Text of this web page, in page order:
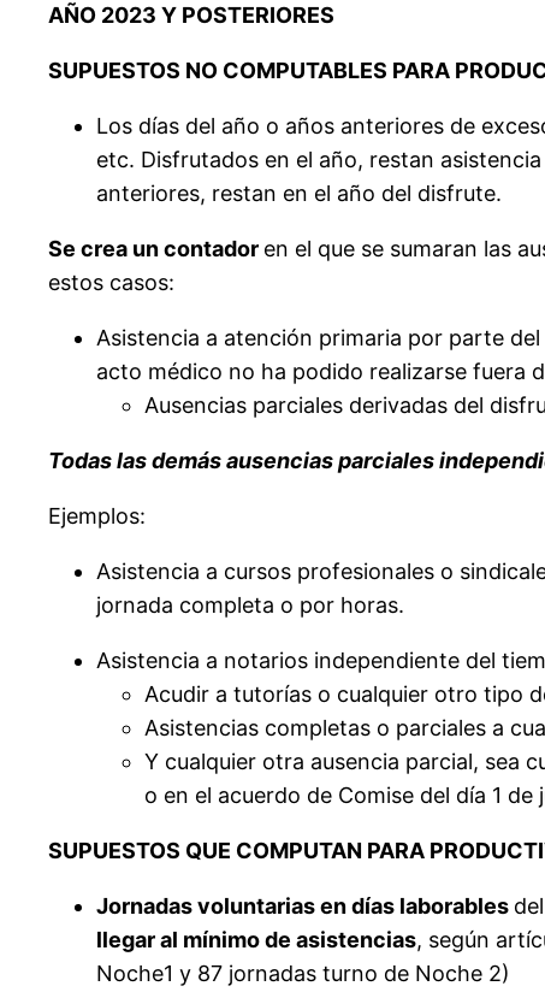
AÑO 2023 Y POSTERIORES
SUPUESTOS NO COMPUTABLES PARA
Los días del año o años anteriores de
etc. Disfrutados en el año, restan
anteriores, restan en el año del disfrute.
Se crea un contador en el que se sumaran las
estos casos:
Asistencia a atención primaria por parte
acto médico no ha podido realizarse fuera
Ausencias parciales derivadas del
Todas las demás ausencias parciales
Ejemplos:
Asistencia a cursos profesionales o
jornada completa o por horas.
Asistencia a notarios independiente del
Acudir a tutorías o cualquier otro tipo
Asistencias completas o parciales a
Y cualquier otra ausencia parcial, sea
o en el acuerdo de Comise del día 1 de
SUPUESTOS QUE COMPUTAN PARA
Jornadas voluntarias en días laborables
llegar al mínimo de asistencias, según
Noche1 y 87 jornadas turno de Noche 2)